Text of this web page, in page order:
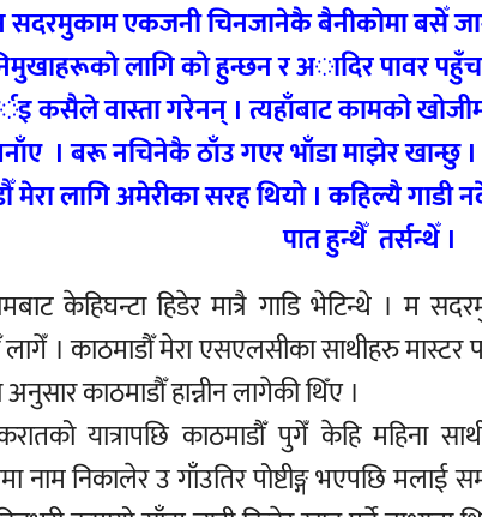
सदरमुकाम एकजनी चिनजानेकै बैनीकोमा बसेँ
निमुखाहरूकाे लागि काे हुन्छन र अादिर पावर
कसैले वास्ता गरेनन् । त्यहाँबाट कामको
। बरू नचिनेकै ठाँउ गएर भाँडा माझेर खान्छु ।
मेरा लागि अमेरीका सरह थियो । कहिल्यै
पात हुन्थैँ तर्सन्थेँ ।
केहिघन्टा हिडेर मात्रै गाडि भेटिन्थे । म
लागेँ । काठमाडौँ मेरा एसएलसीका साथीहरु मास्टर
अनुसार काठमाडौँ हान्नीन लागेकी थिँए ।
यात्रापछि काठमाडौँ पुगेँ केहि महिना
नाम निकालेर उ गाँउतिर पोष्टीङ्ग भएपछि मलाई